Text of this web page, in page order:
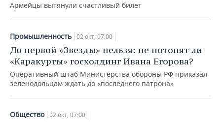
Армейцы вытянули счастливый билет
Промышленность 02 окт, 07:00
До первой «Звезды» нельзя: не потопят ли
«Каракурты» госхолдинг Ивана Егорова?
Оперативный штаб Министерства обороны РФ приказал
зеленодольцам ждать до «последнего патрона»
Общество 02 окт, 07:00